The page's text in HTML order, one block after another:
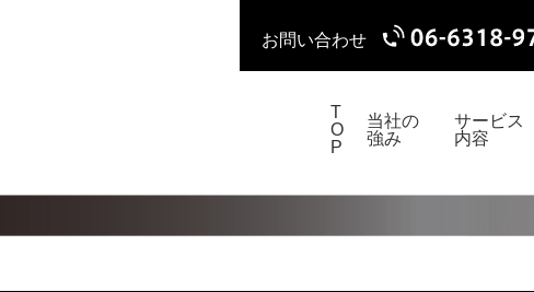
お問い合わせ
T
O
P
当社の
強み
サービス
内容